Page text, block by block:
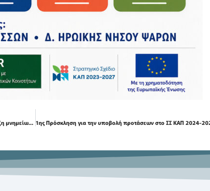
1η Τροποποίηση Πρόσκλησης Υποβολής Προτάσεων με τίτλο «Αποκατάσταση και ανάδειξη μνημείων πολιτιστικής κληρονομιάς αρμοδιότητας Υπουργείου Πολιτισμού στο πλαίσιο ΤΑΠΤοΚ Χίου» για το πρόγραμμα «Βόρειο Αιγαίο»